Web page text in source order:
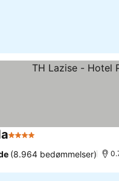
4 Stjerner
(8.964 bedømmelser)